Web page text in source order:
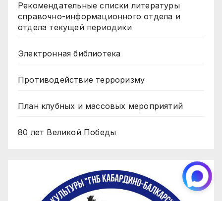
Рекомендательные списки литературы
справочно-информационного отдела и
отдела текущей периодики
Электронная библиотека
Противодействие терроризму
План клубных и массовых мероприятий
80 лет Великой Победы